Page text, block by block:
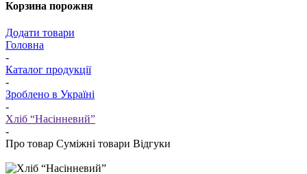
Корзина порожня
Додати товари
Головна
-
Каталог продукції
-
Зроблено в Україні
-
Хліб “Насінневий”
-
Про товар Суміжні товари Відгуки